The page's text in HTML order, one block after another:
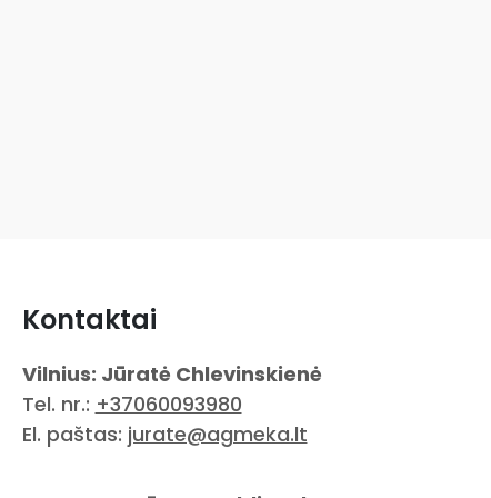
Kontaktai
Vilnius: Jūratė Chlevinskienė
Tel. nr.: +37060093980
El. paštas: jurate@agmeka.lt